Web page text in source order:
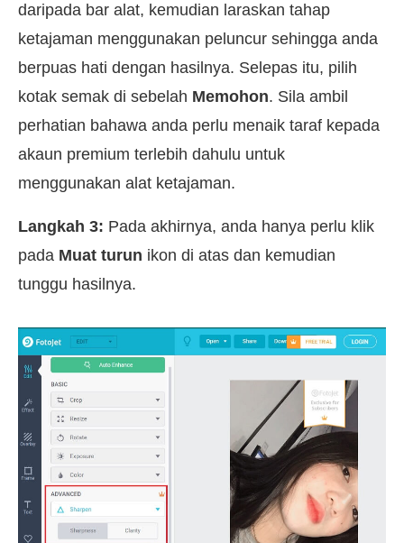
daripada bar alat, kemudian laraskan tahap
ketajaman menggunakan peluncur sehingga anda
berpuas hati dengan hasilnya. Selepas itu, pilih
kotak semak di sebelah Memohon. Sila ambil
perhatian bahawa anda perlu menaik taraf kepada
akaun premium terlebih dahulu untuk
menggunakan alat ketajaman.
Langkah 3: Pada akhirnya, anda hanya perlu klik
pada Muat turun ikon di atas dan kemudian
tunggu hasilnya.